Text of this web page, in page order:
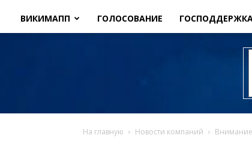
ВИКИМАПП ГОЛОСОВАНИЕ
На главную Новости компаний